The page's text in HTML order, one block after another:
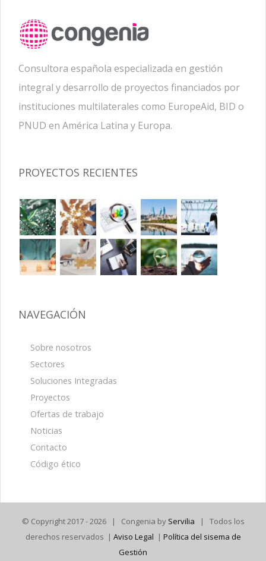
Consultora española especializada en gestión
integral y desarrollo de proyectos financiados por
instituciones multilaterales como EuropeAid, BID o
PNUD en América Latina y Europa.
PROYECTOS RECIENTES
NAVEGACIÓN
Sobre nosotros
Sectores
Soluciones Integradas
Proyectos
Ofertas de trabajo
Noticias
Contacto
Código ético
© Copyright 2017 -2026 | Congenia by Servilia | Todos los
derechos reservados | Aviso Legal | Política del sisema de
Gestión